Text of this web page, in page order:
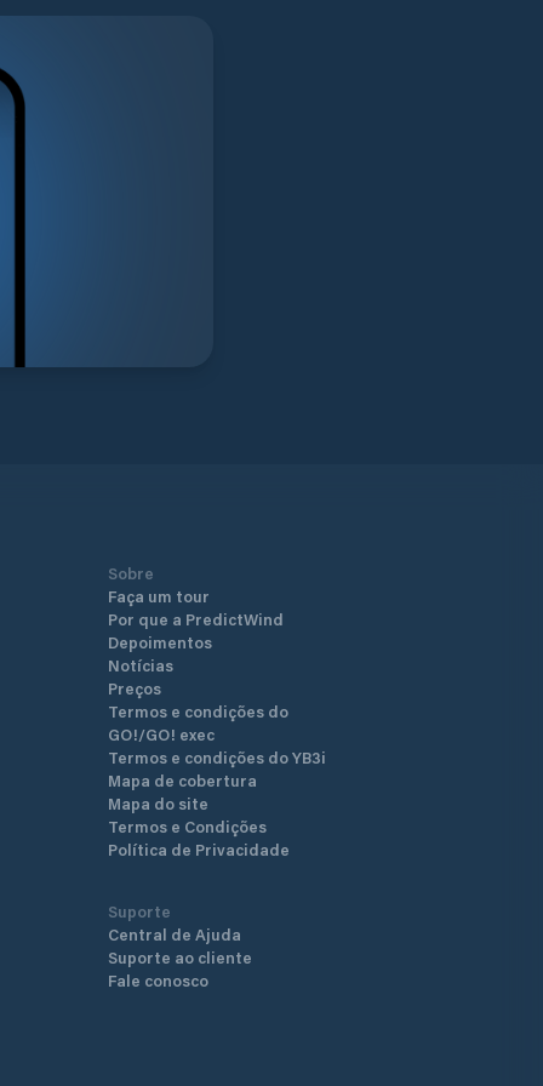
Sobre
Faça um tour
Por que a PredictWind
Depoimentos
Notícias
Preços
Termos e condições do
GO!/GO! exec
Termos e condições do YB3i
Mapa de cobertura
Mapa do site
Termos e Condições
Política de Privacidade
Suporte
Central de Ajuda
Suporte ao cliente
Fale conosco